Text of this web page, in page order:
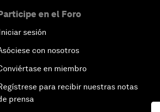
en el Foro
Iniciar sesión
con nosotros
en miembro
para recibir nuestras notas
prensa